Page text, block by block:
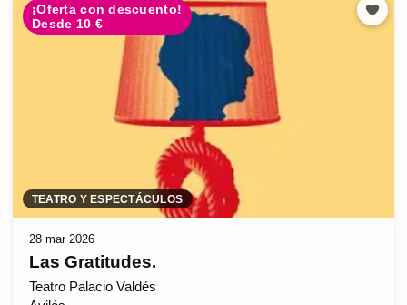
¡Oferta con descuento!
Desde 10 €
TEATRO Y ESPECTÁCULOS
28 mar 2026
Las Gratitudes.
Teatro Palacio Valdés